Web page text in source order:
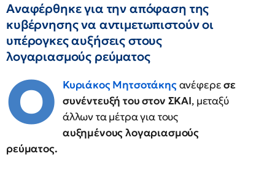
Αναφέρθηκε για την απόφαση της
κυβέρνησης να αντιμετωπιστούν οι
υπέρογκες αυξήσεις στους
λογαριασμούς ρεύματος
O Κυριάκος Μητσοτάκηςανέφερεσε
συνέντευξή του στον ΣΚΑΙ, μεταξύ
άλλων τα μέτρα για τους
αυξημένους λογαριασμούς
ρεύματος.